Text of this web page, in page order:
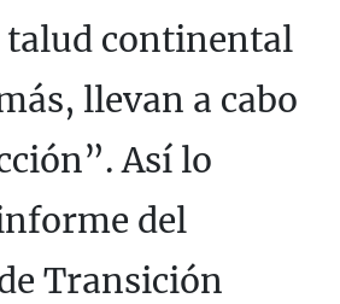
talud continental
llevan a cabo
Así lo
del
Transición